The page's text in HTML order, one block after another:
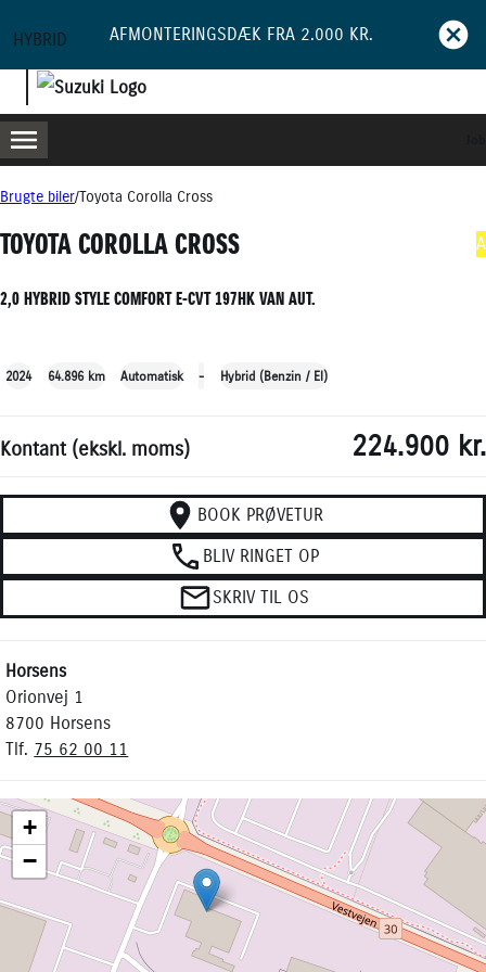
AFMONTERINGSDÆK FRA 2.000 KR.
MENU
Brugte biler Toyota Corolla Cross
TOYOTA COROLLA CROSS
2,0 HYBRID STYLE COMFORT E-CVT 197HK VAN AUT.
A
HYBRID
2024 64.896 km Automatisk - Hybrid (Benzin / El)
Kontant (ekskl. moms) 224.900 kr.
BOOK PRØVETUR
BLIV RINGET OP
SKRIV TIL OS
Horsens
Orionvej 1
8700 Horsens
Tlf. 75 62 00 11